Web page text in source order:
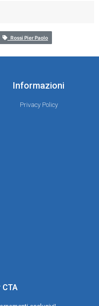
Rossi Pier Paolo
Informazioni
Privacy Policy